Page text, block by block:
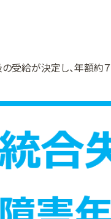
受給が決定し、年額約